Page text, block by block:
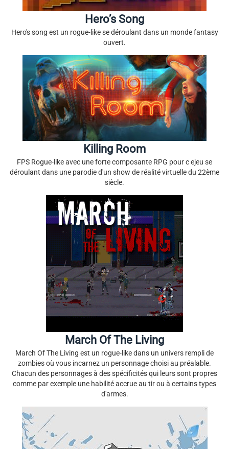
Hero’s Song
Hero's song est un rogue-like se déroulant dans un monde fantasy
ouvert.
Killing Room
FPS Rogue-like avec une forte composante RPG pour c ejeu se
déroulant dans une parodie d'un show de réalité virtuelle du 22ème
siècle.
March Of The Living
March Of The Living est un rogue-like dans un univers rempli de
zombies où vous incarnez un personnage choisi au préalable.
Chacun des personnages à des spécificités qui leurs sont propres
comme par exemple une habilité accrue au tir ou à certains types
d'armes.